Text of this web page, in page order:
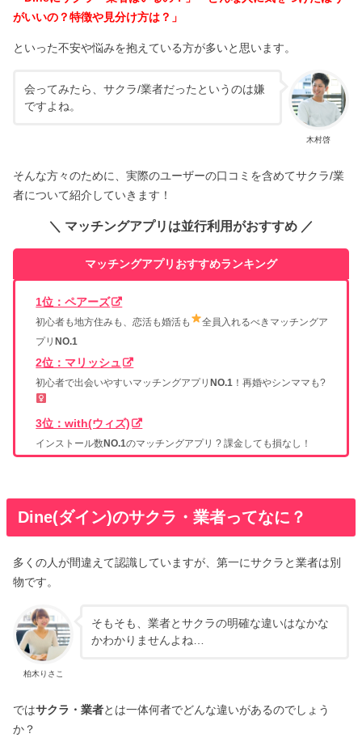
がいいの？特徴や見分け方は？」
といった不安や悩みを抱えている方が多いと思います。
木村啓
会ってみたら、サクラ/業者だったというのは嫌
ですよね。
そんな方々のために、実際のユーザーの口コミを含めてサクラ/業
者について紹介していきます！
＼ マッチングアプリは並行利用がおすすめ ／
マッチングアプリおすすめランキング
1位：ペアーズ
初心者も地方住みも、恋活も婚活も
全員入れるべきマッチングア
プリNO.1
2位：マリッシュ
初心者で出会いやすいマッチングアプリNO.1 ！再婚やシンママも?‍
3位：with(ウィズ)
インストール数NO.1のマッチングアプリ ? 課金しても損なし！
Dine(ダイン)のサクラ・業者ってなに？
多くの人が間違えて認識していますが、第一にサクラと業者は別
物です。
柏木りさこ
そもそも、業者とサクラの明確な違いはなかな
かわかりませんよね…
ではサクラ・業者とは一体何者でどんな違いがあるのでしょう
か？